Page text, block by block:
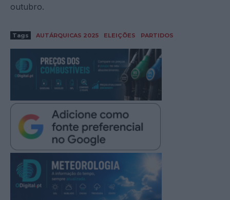
outubro.
Tags AUTÁRQUICAS 2025 ELEIÇÕES PARTIDOS